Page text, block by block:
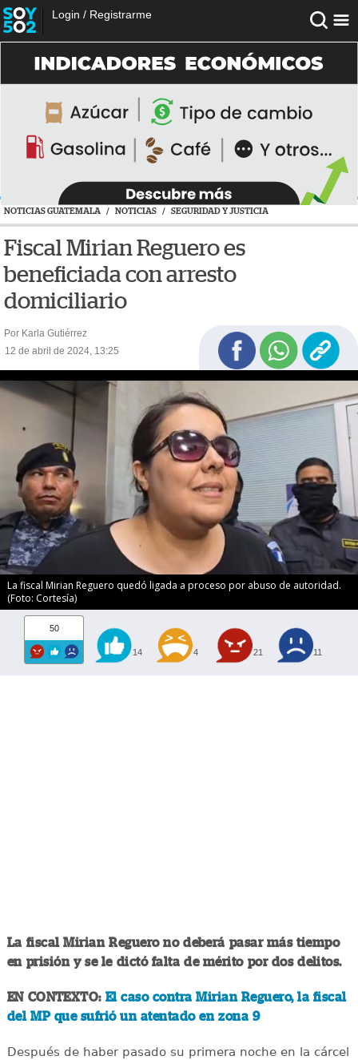
Login / Registrarme
NOTICIAS GUATEMALA / NOTICIAS / SEGURIDAD Y JUSTICIA
Fiscal Mirian Reguero es
beneficiada con arresto
domiciliario
Por Karla Gutiérrez
12 de abril de 2024, 13:25
La fiscal Mirian Reguero quedó ligada a proceso por abuso de autoridad.
(Foto: Cortesía)
50
14 4 21 11
La fiscal Mirian Reguero no deberá pasar más tiempo
en prisión y se le dictó falta de mérito por dos delitos.
EN CONTEXTO: El caso contra Mirian Reguero, la fiscal
del MP que sufrió un atentado en zona 9
Después de haber pasado su primera noche en la cárcel